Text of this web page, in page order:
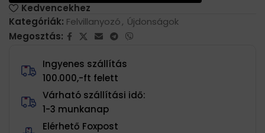
Kedvencekhez
Kategóriák: Felvillanyozó, Újdonságok
Megosztás:
Ingyenes szállítás
100.000,-ft felett
Várható szállítási idő:
1-3 munkanap
Elérhető Foxpost